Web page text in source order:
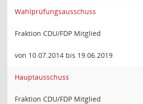
Wahlprüfungsausschuss
Fraktion CDU/FDP Mitglied
von 10.07.2014 bis 19.06.2019
Hauptausschuss
Fraktion CDU/FDP Mitglied